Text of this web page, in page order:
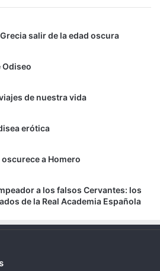
Grecia salir de la edad oscura
de nuestra vida
erótica
a Homero
a los falsos Cervantes: los
de la Real Academia Española